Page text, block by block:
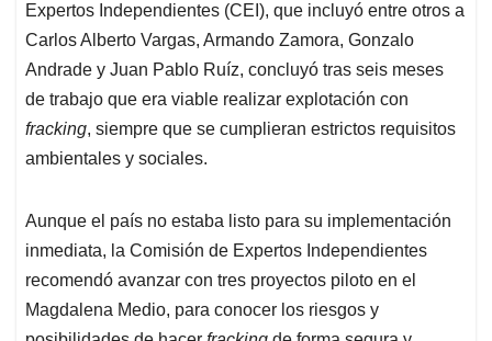
Expertos Independientes (CEI), que incluyó entre otros a
Carlos Alberto Vargas, Armando Zamora, Gonzalo
Andrade y Juan Pablo Ruíz, concluyó tras seis meses
de trabajo que era viable realizar explotación con
fracking, siempre que se cumplieran estrictos requisitos
ambientales y sociales.
Aunque el país no estaba listo para su implementación
inmediata, la Comisión de Expertos Independientes
recomendó avanzar con tres proyectos piloto en el
Magdalena Medio, para conocer los riesgos y